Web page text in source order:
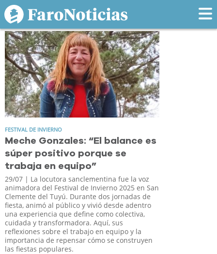
Tag: Gonzales
FESTIVAL DE INVIERNO
Meche Gonzales: “El balance es
súper positivo porque se
trabaja en equipo”
29/07 | La locutora sanclementina fue la voz
animadora del Festival de Invierno 2025 en San
Clemente del Tuyú. Durante dos jornadas de
fiesta, animó al público y vivió desde adentro
una experiencia que define como colectiva,
cuidada y transformadora. Aquí, sus
reflexiones sobre el trabajo en equipo y la
importancia de repensar cómo se construyen
las fiestas populares.